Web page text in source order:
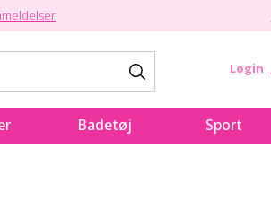
Login
Badetøj Sport